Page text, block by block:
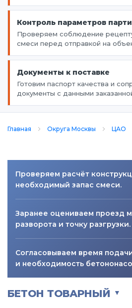
Контроль параметров
Проверяем соблюдение
смеси перед отправкой на
Документы к поставке
Готовим паспорт качества и
документы с данными
Главная Округа Москвы ЦАО
Проверяем расчёт
необходимый запас смеси.
Заранее оцениваем проезд
разворота и точку разгрузки.
Согласовываем время
и необходимость
БЕТОН ТОВАРНЫЙ ▼